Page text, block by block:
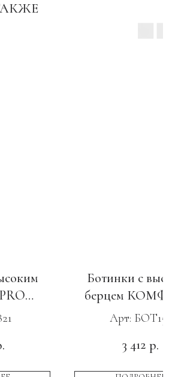
Ботинки с
берцем
ПУ-ТПУ
Арт: БОТ155
3 412 р.